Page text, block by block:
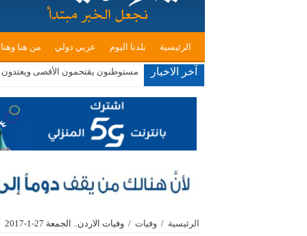
الرئيسية بلدنا اليوم عربي دولي من هنا
آخر الاخبار مستوطنون يقتحمون الأقصى ويعتدون
الرئيسية / وفيات / وفيات الاردن.. الجمعة 27-1-2017